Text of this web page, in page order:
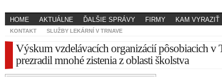
HOME AKTUÁLNE ĎALŠIE SPRÁVY FIRMY KAM VYRAZIŤ
KONTAKT SLUŽBY LEKÁRNÍ V TRNAVE
Výskum vzdelávacích organizácií pôsobiacich v
prezradil mnohé zistenia z oblasti školstva